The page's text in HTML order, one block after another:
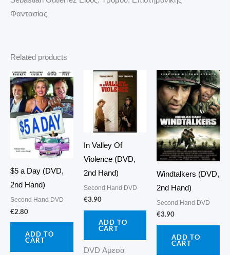
Φαντασίας
Related products
$5 a Day (DVD,
2nd Hand)
Second Hand DVD
€2.80
ADD TO
CART
In Valley Of
Violence (DVD,
2nd Hand)
Second Hand DVD
€3.90
ADD TO
CART
DVD Αμεσα
Windtalkers (DVD,
2nd Hand)
Second Hand DVD
€3.90
ADD TO
CART